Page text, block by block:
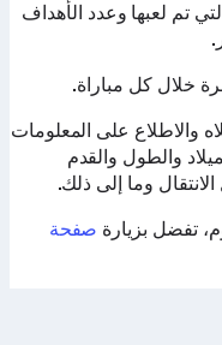
تم لعبها وعدد الأهداف
خلال كل مباراة.
والاطلاع على المعلومات
والطول والقدم
وما إلى ذلك.
تفضل بزيارة صفحة